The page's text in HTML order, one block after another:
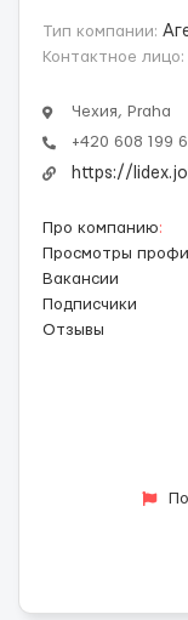
Тип компании:
Контактное лицо:
Чехия, Praha
+420 608 199
https://
Про компанию:
Просмотры
Вакансии
Подписчики
Отзывы